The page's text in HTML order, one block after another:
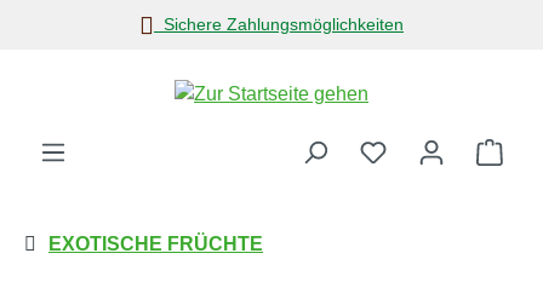
Zum Hauptinhalt springenSichere Zahlungsmöglichkeiten
EXOTISCHE FRÜCHTE